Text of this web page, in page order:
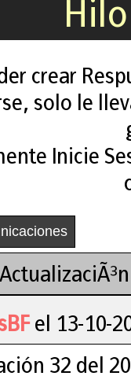
crear
solo le
Inicie
el 13-10-
32 del